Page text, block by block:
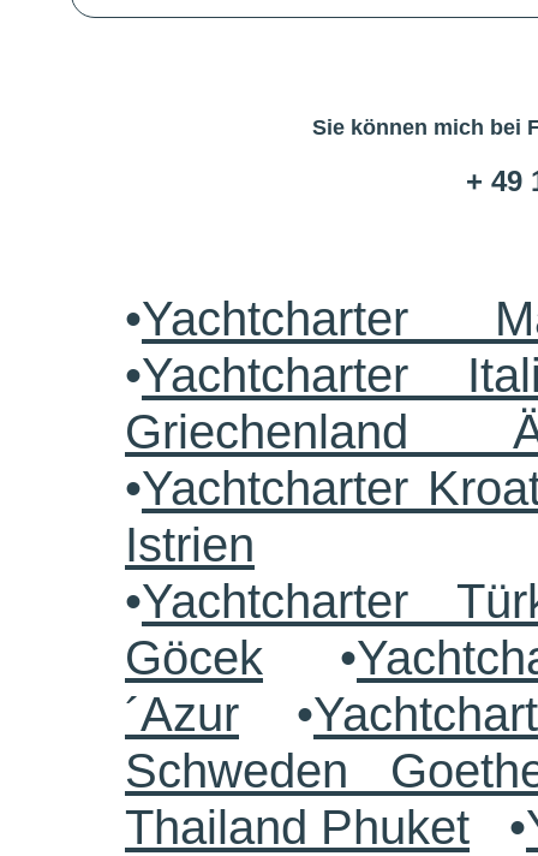
Sie können mich bei
+ 49
•Yachtcharter
•Yachtcharter
Griechenland
•Yachtcharter
Istrien
•Yachtcharter
Göcek •
´Azur •
Schweden
Thailand Phuket •